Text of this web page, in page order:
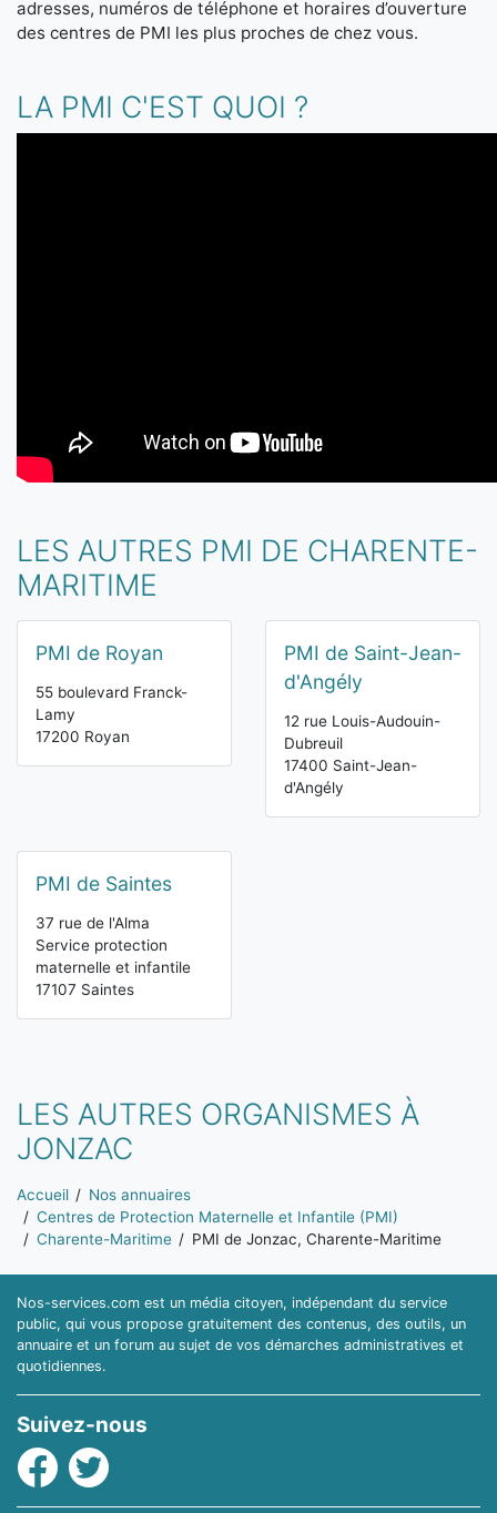
adresses, numéros de téléphone et horaires d’ouverture
des centres de PMI les plus proches de chez vous.
LA PMI C'EST QUOI ?
LES AUTRES PMI DE CHARENTE-
MARITIME
PMI de Royan
55 boulevard Franck-
Lamy
17200 Royan
PMI de Saint-Jean-
d'Angély
12 rue Louis-Audouin-
Dubreuil
17400 Saint-Jean-
d'Angély
PMI de Saintes
37 rue de l'Alma
Service protection
maternelle et infantile
17107 Saintes
LES AUTRES ORGANISMES À
JONZAC
Vous êtes ici:
Accueil
Nos annuaires
Centres de Protection Maternelle et Infantile (PMI)
Charente-Maritime
PMI de Jonzac, Charente-Maritime
Nos-services.com est un média citoyen, indépendant du service
public, qui vous propose gratuitement des contenus, des outils, un
annuaire et un forum au sujet de vos démarches administratives et
quotidiennes.
Suivez-nous
Facebook
Twitter